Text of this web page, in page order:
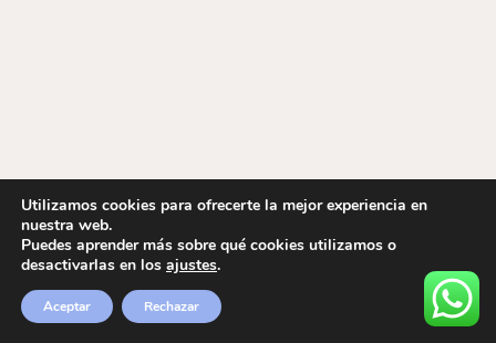
Utilizamos cookies para ofrecerte la mejor experiencia en
nuestra web.
Puedes aprender más sobre qué cookies utilizamos o
desactivarlas en los ajustes.
Aceptar Rechazar